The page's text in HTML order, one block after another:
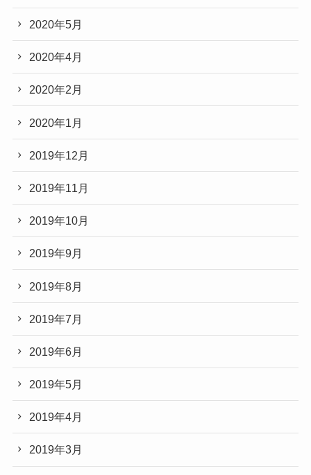
2020年5月
2020年4月
2020年2月
2020年1月
2019年12月
2019年11月
2019年10月
2019年9月
2019年8月
2019年7月
2019年6月
2019年5月
2019年4月
2019年3月